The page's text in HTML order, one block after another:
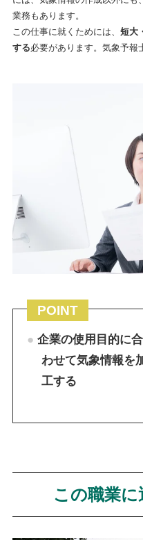
業務もあります。
この仕事に就くためには、短大
する必要があります。気象予報
POINT
企業の使用目的に合
わせて気象情報を
工する
この職業に